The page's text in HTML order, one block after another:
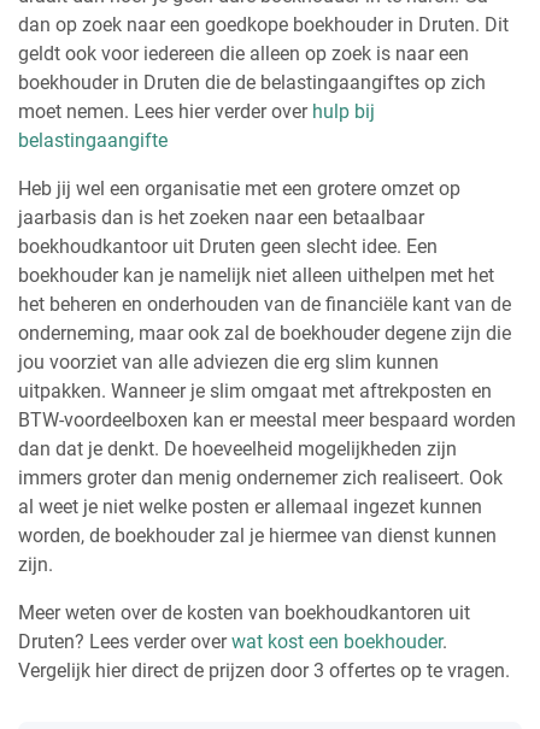
dan op zoek naar een goedkope boekhouder in Druten. Dit
geldt ook voor iedereen die alleen op zoek is naar een
boekhouder in Druten die de belastingaangiftes op zich
moet nemen. Lees hier verder over hulp bij
belastingaangifte
Heb jij wel een organisatie met een grotere omzet op
jaarbasis dan is het zoeken naar een betaalbaar
boekhoudkantoor uit Druten geen slecht idee. Een
boekhouder kan je namelijk niet alleen uithelpen met het
het beheren en onderhouden van de financiële kant van de
onderneming, maar ook zal de boekhouder degene zijn die
jou voorziet van alle adviezen die erg slim kunnen
uitpakken. Wanneer je slim omgaat met aftrekposten en
BTW-voordeelboxen kan er meestal meer bespaard worden
dan dat je denkt. De hoeveelheid mogelijkheden zijn
immers groter dan menig ondernemer zich realiseert. Ook
al weet je niet welke posten er allemaal ingezet kunnen
worden, de boekhouder zal je hiermee van dienst kunnen
zijn.
Meer weten over de kosten van boekhoudkantoren uit
Druten? Lees verder overwat kost een boekhouder.
Vergelijk hier direct de prijzen door 3 offertes op te vragen.